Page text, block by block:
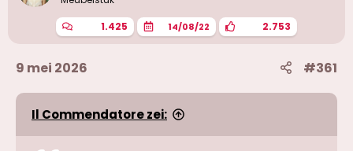
1.425 14/08/22 2.753
9 mei 2026 #361
Il Commendatore zei: